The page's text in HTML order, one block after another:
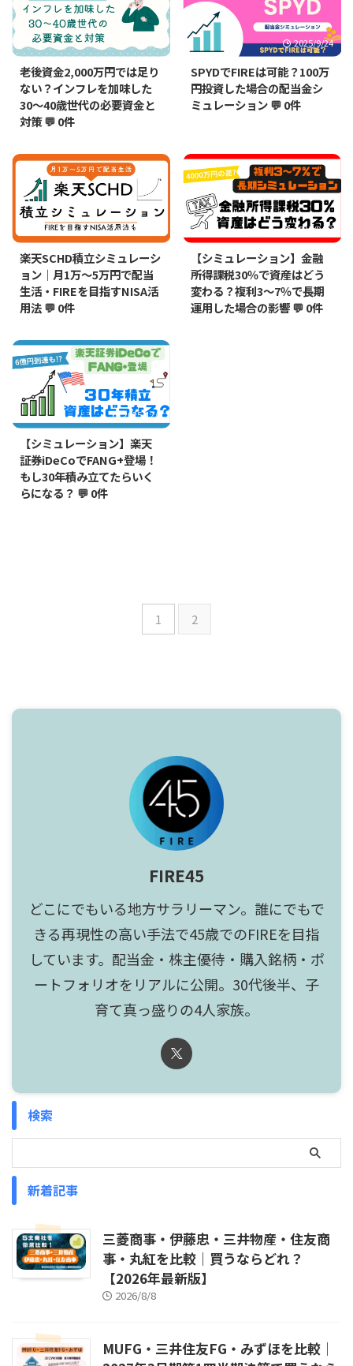
老後資金2,000万円では足り
ない？インフレを加味した
30～40歳世代の必要資金と
対策💬 0件
2025/9/24
SPYDでFIREは可能？100万
円投資した場合の配当金シ
ミュレーション💬 0件
2026/1/21
楽天SCHD積立シミュレーシ
ョン｜月1万〜5万円で配当
生活・FIREを目指すNISA活
用法💬 0件
2025/9/23
【シミュレーション】金融
所得課税30％で資産はどう
変わる？複利3〜7％で長期
運用した場合の影響💬 0件
2025/12/9
【シミュレーション】楽天
証券iDeCoでFANG+登場！
もし30年積み立てたらいく
らになる？ 💬 0件
1 2
FIRE45
どこにでもいる地方サラリーマン。誰にでもで
きる再現性の高い手法で45歳でのFIREを目指
しています。配当金・株主優待・購入銘柄・ポ
ートフォリオをリアルに公開。30代後半、子
育て真っ盛りの4人家族。
検索
新着記事
三菱商事・伊藤忠・三井物産・住友商
事・丸紅を比較｜買うならどれ？
【2026年最新版】
2026/8/8
MUFG・三井住友FG・みずほを比較｜